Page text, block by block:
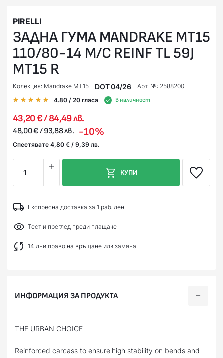
PIRELLI
ЗАДНА ГУМА MANDRAKE MT15
110/80-14 M/C REINF TL 59J
MT15 R
Колекция: Mandrake MT15 DOT 04/26
Арт. №: 2588200
4.80 / 20 гласа В наличност
43,20 € / 84,49 лв.
48,00 € / 93,88 лв. -10%
Спестявате 4,80 € / 9,39 лв.
1 КУПИ
Експресна доставка за 1 раб. ден
Тест и преглед преди плащане
14 дни право на връщане или замяна
ИНФОРМАЦИЯ ЗА ПРОДУКТА
THE URBAN CHOICE
Reinforced carcass to ensure high stability on bends and